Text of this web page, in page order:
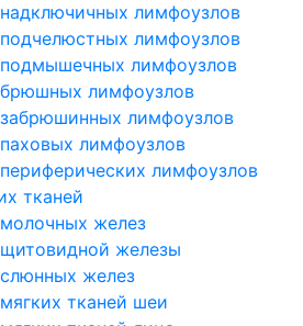
лимфоузлов
лимфоузлов
лимфоузлов
лимфоузлов
лимфоузлов
лимфоузлов
лимфоузлов
тканей
желез
железы
желез
тканей шеи